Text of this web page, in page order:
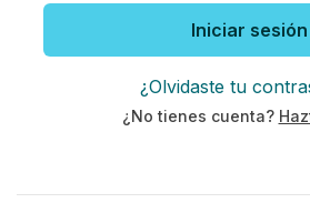
Iniciar sesión
¿Olvidaste tu
¿No tienes cuenta?